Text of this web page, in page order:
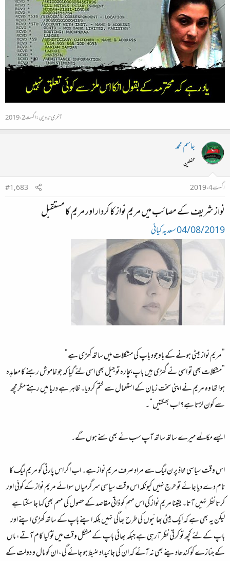
آخری تدوین:اگست 2، 2019
جاسم محمد
محفلین
اگست 4، 2019
#1,683
نواز شریف کے مصائب میں مریم نواز کا کردار اور مریم کا مستقبل
04/08/2019سعدیہ کیانی
”مریم نواز بیٹی ہونے کے باوجود باپ کی مشکلات میں ساتھ کھڑی ہے“
”مشکلات بھی تو اسی نے گھڑی ہیں باپ بچارہ تو جیل بھی اسی لئے گیا کہ جو خاموش رہنے کا معاہدہ
ہوا تھا وہ مریم نے اپنی سخت زبان کے استعمال سے ختم کردیا۔ ظاہر ہے دریا میں رہتے مگرمچھ
سے کون لڑتا ہے؟ اب بھگتیں“۔
ایسے مکالمے میرے ساتھ ساتھ آپ سب نے بھی سنے ہوں گے۔
اس وقت سیاسی محاذ پر ن لیگ سے مراد صرف مریم نواز ہے۔ اب اگر اس پارٹی کو مریم لیگ کا
نام دے دیا جائے تو حرج نہیں کیونکہ اس وقت سیاسی سرگرمیاں سوائے مریم نواز کے کوئی اور
کرتا نظر نہیں آتا۔ یقینا مریم نواز کی اس مہم کو ذاتی مقاصد کے حصول کی مہم بھی کہا جا سکتا ہے
لیکن یہ بھی ہے کہ ایک بیٹی بھائیوں کی طرح بھاگی نہیں بلکہ اپنے باپ کے ساتھ کھڑی اپنے اور
باپ کے لئے کچھ تو کرتی نظر آرہی ہے جبکہ بھائی باپ کے مشکل وقت میں تو کیا کام آتے، ماں
کے جنازے کو کندھادینے بھی نہ آئے کہ ان کی جائیداد ضبط ہو جائے گی، ان کو مال و دولت کے